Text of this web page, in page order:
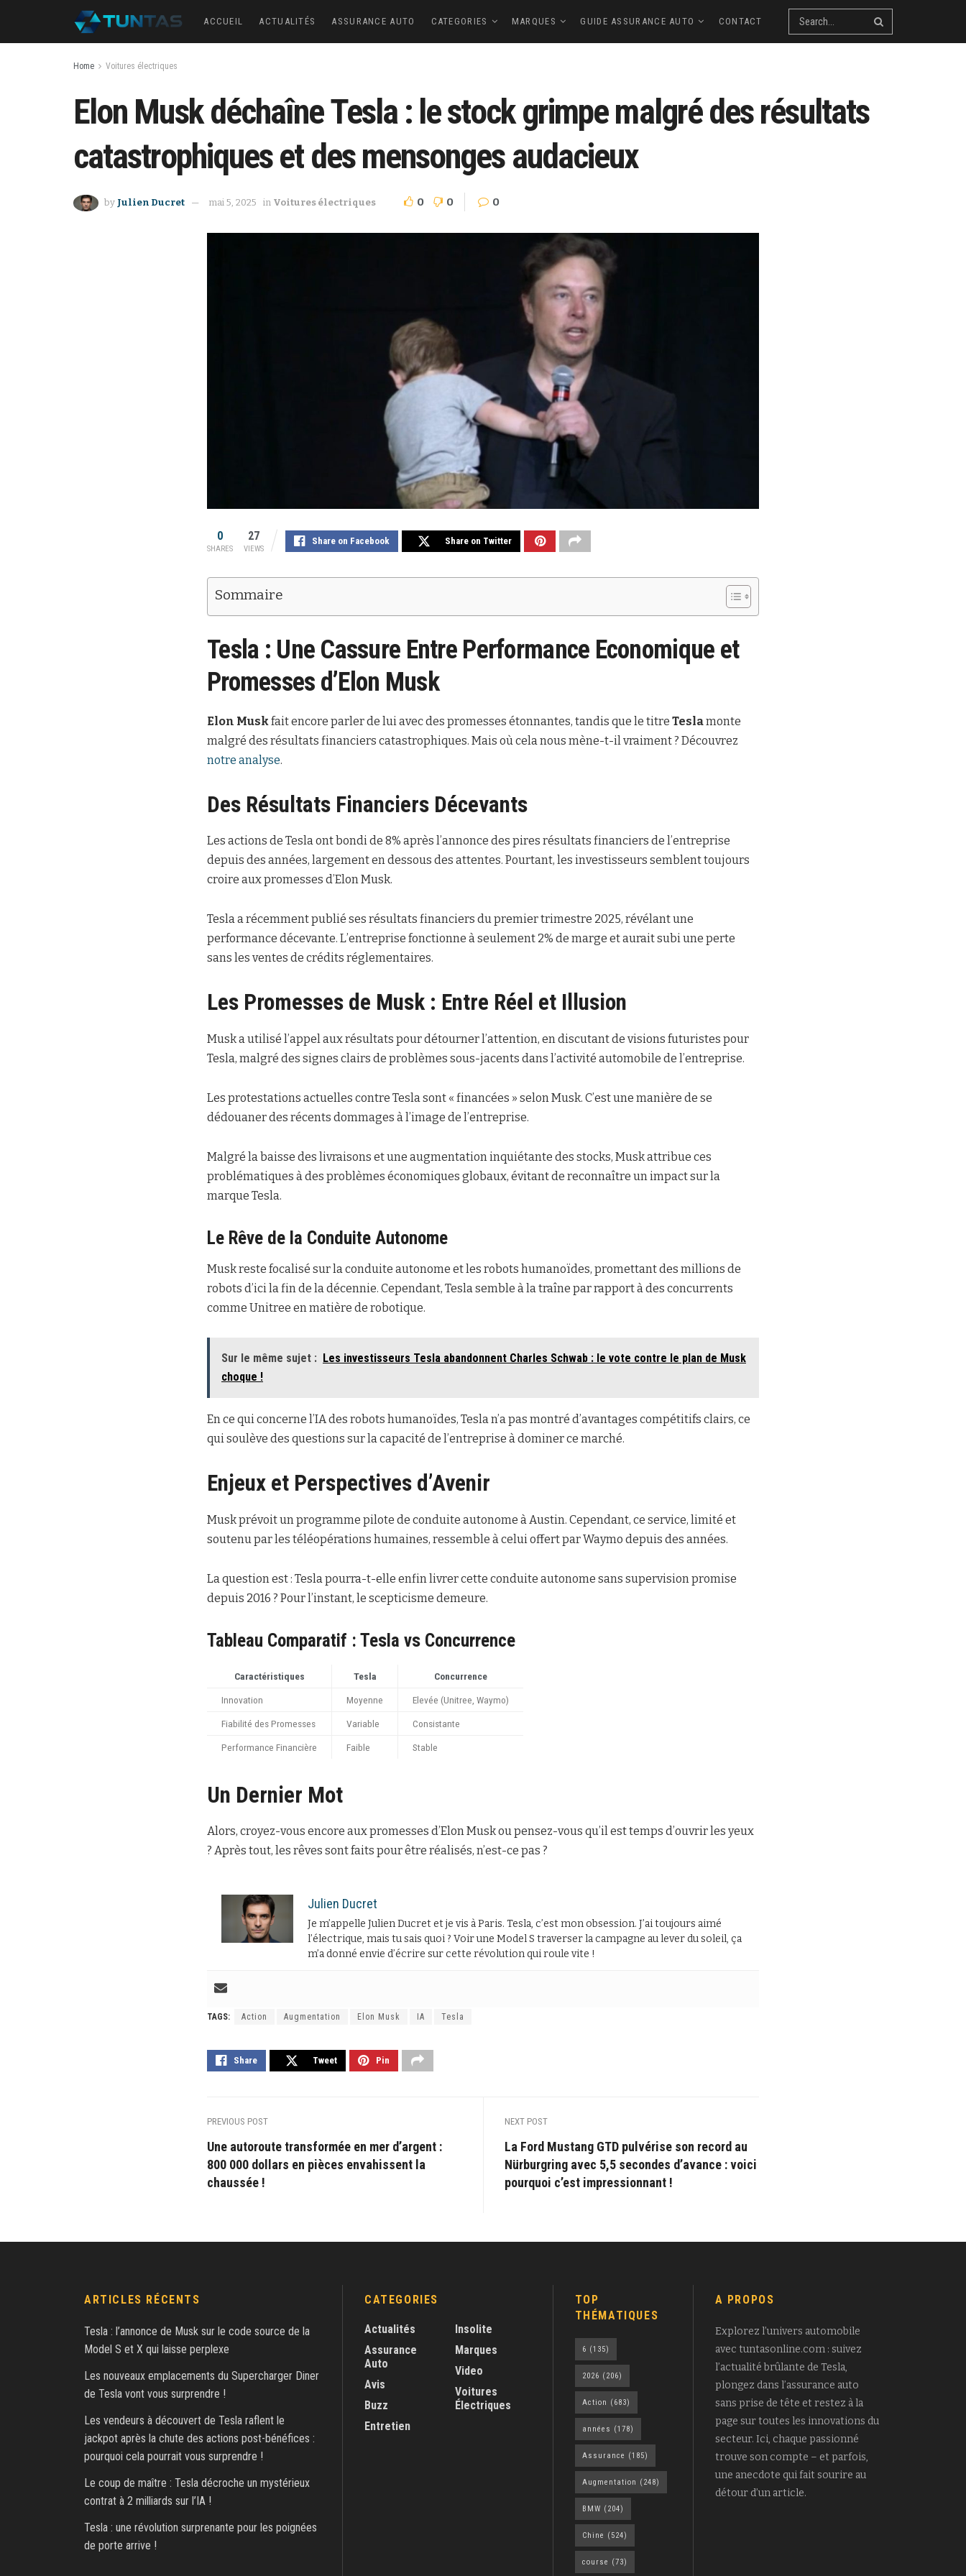
ACCUEIL ACTUALITÉS ASSURANCE AUTO CATEGORIES MARQUES GUIDE ASSURANCE AUTO CONTACT
Home Voitures électriques
Elon Musk déchaîne Tesla : le stock grimpe malgré des résultats
catastrophiques et des mensonges audacieux
by Julien Ducret mai 5, 2025 in Voitures électriques 0 0 0
0
SHARES
27
VIEWS
Share on Facebook Share on Twitter
Sommaire
Tesla : Une Cassure Entre Performance Economique et
Promesses d’Elon Musk
Elon Musk fait encore parler de lui avec des promesses étonnantes, tandis que le titre Teslamonte
malgré des résultats financiers catastrophiques. Mais où cela nous mène-t-il vraiment ? Découvrez
notre analyse.
Des Résultats Financiers Décevants
Les actions de Tesla ont bondi de 8% après l’annonce des pires résultats financiers de l’entreprise
depuis des années, largement en dessous des attentes. Pourtant, les investisseurs semblent toujours
croire aux promesses d’Elon Musk.
Tesla a récemment publié ses résultats financiers du premier trimestre 2025, révélant une
performance décevante. L’entreprise fonctionne à seulement 2% de marge et aurait subi une perte
sans les ventes de crédits réglementaires.
Les Promesses de Musk : Entre Réel et Illusion
Musk a utilisé l’appel aux résultats pour détourner l’attention, en discutant de visions futuristes pour
Tesla, malgré des signes clairs de problèmes sous-jacents dans l’activité automobile de l’entreprise.
Les protestations actuelles contre Tesla sont « financées » selon Musk. C’est une manière de se
dédouaner des récents dommages à l’image de l’entreprise.
Malgré la baisse des livraisons et une augmentation inquiétante des stocks, Musk attribue ces
problématiques à des problèmes économiques globaux, évitant de reconnaître un impact sur la
marque Tesla.
Le Rêve de la Conduite Autonome
Musk reste focalisé sur la conduite autonome et les robots humanoïdes, promettant des millions de
robots d’ici la fin de la décennie. Cependant, Tesla semble à la traîne par rapport à des concurrents
comme Unitree en matière de robotique.
Sur le même sujet : Les investisseurs Tesla abandonnent Charles Schwab : le vote contre le plan de Musk
choque !
En ce qui concerne l’IA des robots humanoïdes, Tesla n’a pas montré d’avantages compétitifs clairs, ce
qui soulève des questions sur la capacité de l’entreprise à dominer ce marché.
Enjeux et Perspectives d’Avenir
Musk prévoit un programme pilote de conduite autonome à Austin. Cependant, ce service, limité et
soutenu par les téléopérations humaines, ressemble à celui offert par Waymo depuis des années.
La question est : Tesla pourra-t-elle enfin livrer cette conduite autonome sans supervision promise
depuis 2016 ? Pour l’instant, le scepticisme demeure.
Tableau Comparatif : Tesla vs Concurrence
Caractéristiques Tesla Concurrence
Innovation Moyenne Elevée (Unitree, Waymo)
Fiabilité des Promesses Variable Consistante
Performance Financière Faible Stable
Un Dernier Mot
Alors, croyez-vous encore aux promesses d’Elon Musk ou pensez-vous qu’il est temps d’ouvrir les yeux
? Après tout, les rêves sont faits pour être réalisés, n’est-ce pas ?
Julien Ducret
Je m’appelle Julien Ducret et je vis à Paris. Tesla, c’est mon obsession. J’ai toujours aimé
l’électrique, mais tu sais quoi ? Voir une Model S traverser la campagne au lever du soleil, ça
m’a donné envie d’écrire sur cette révolution qui roule vite !
TAGS: Action Augmentation Elon Musk IA Tesla
Share Tweet Pin
PREVIOUS POST
Une autoroute transformée en mer d’argent :
800 000 dollars en pièces envahissent la
chaussée !
NEXT POST
La Ford Mustang GTD pulvérise son record au
Nürburgring avec 5,5 secondes d’avance : voici
pourquoi c’est impressionnant !
ARTICLES RÉCENTS
Tesla : l’annonce de Musk sur le code source de la
Model S et X qui laisse perplexe
Les nouveaux emplacements du Supercharger Diner
de Tesla vont vous surprendre !
Les vendeurs à découvert de Tesla raflent le
jackpot après la chute des actions post-bénéfices :
pourquoi cela pourrait vous surprendre !
Le coup de maître : Tesla décroche un mystérieux
contrat à 2 milliards sur l’IA !
Tesla : une révolution surprenante pour les poignées
de porte arrive !
CATEGORIES
Actualités
Assurance
Auto
Avis
Buzz
Entretien
Insolite
Marques
Video
Voitures
Électriques
TOP
THÉMATIQUES
6 (135)
2026 (206)
Action (683)
années (178)
Assurance (185)
Augmentation (248)
BMW (204)
Chine (524)
course (73)
A PROPOS
Explorez l’univers automobile
avec tuntasonline.com : suivez
l’actualité brûlante de Tesla,
plongez dans l’assurance auto
sans prise de tête et restez à la
page sur toutes les innovations du
secteur. Ici, chaque passionné
trouve son compte – et parfois,
une anecdote qui fait sourire au
détour d’un article.